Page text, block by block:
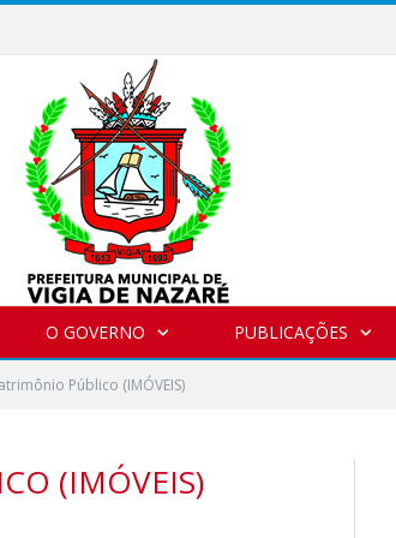
O GOVERNO PUBLICAÇÕES
Público (IMÓVEIS)
(IMÓVEIS)